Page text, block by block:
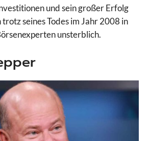
und sein großer Erfolg
seines Todes im Jahr 2008 in
unsterblich.